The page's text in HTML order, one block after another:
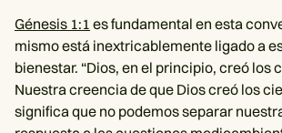
Génesis 1:1 es fundamental en esta
mismo está inextricablemente ligado a
bienestar. “Dios, en el principio, creó los
Nuestra creencia de que Dios creó los
significa que no podemos separar